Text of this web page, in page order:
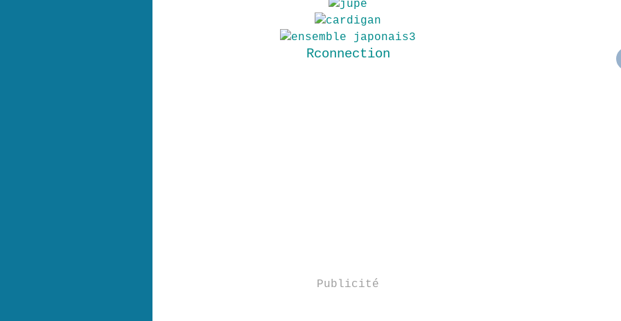
Rconnection
Publicité